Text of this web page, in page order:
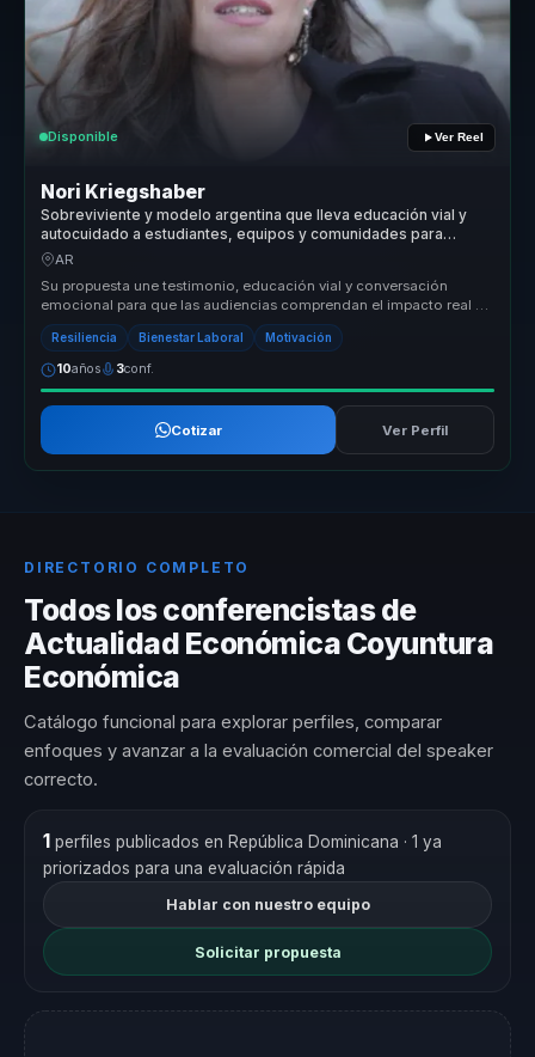
Disponible Ver Reel
Nori Kriegshaber
Sobreviviente y modelo argentina que lleva educación vial y
autocuidado a estudiantes, equipos y comunidades para
fortalecer resiliencia.
AR
Su propuesta une testimonio, educación vial y conversación
emocional para que las audiencias comprendan el impacto real de
sus decisiones...
Resiliencia Bienestar Laboral Motivación
10años 3conf.
Cotizar Ver Perfil
DIRECTORIO COMPLETO
Todos los conferencistas de
Actualidad Económica Coyuntura
Económica
Catálogo funcional para explorar perfiles, comparar
enfoques y avanzar a la evaluación comercial del speaker
correcto.
1 perfiles publicados en República Dominicana · 1 ya
priorizados para una evaluación rápida
Hablar con nuestro equipo
Solicitar propuesta